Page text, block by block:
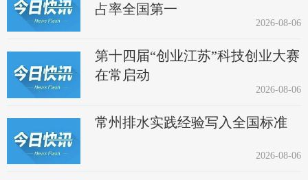
占率全国第一
2026-08-06
第十四届“创业江苏”科技创业大赛
在常启动
2026-08-06
常州排水实践经验写入全国标准
2026-08-06